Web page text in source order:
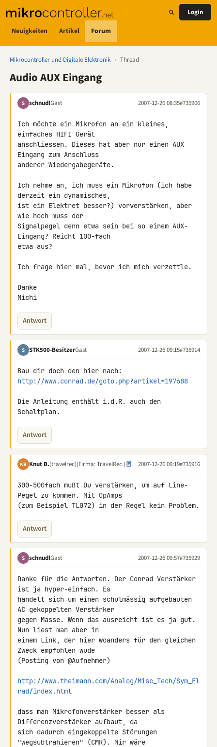
Neuigkeiten Artikel Forum
Login
Mikrocontroller und Digitale Elektronik › Thread
Audio AUX Eingang
S schnudlGast 2007-12-26 08:35#735906
Ich möchte ein Mikrofon an ein kleines,
einfaches HIFI Gerät
anschliessen. Dieses hat aber nur einen AUX
Eingang zum Anschluss
anderer Wiedergabegeräte.
Ich nehme an, ich muss ein Mikrofon (ich habe
derzeit ein dynamisches,
ist ein Elektret besser?) vorverstärken, aber
wie hoch muss der
Signalpegel denn etwa sein bei so einem AUX-
Eingang? Reicht 100-fach
etwa aus?
Ich frage hier mal, bevor ich mich verzettle.
Danke
Michi
Antwort
S STK500-BesitzerGast 2007-12-26 09:15#735914
http://www.conrad.de/goto.php?artikel=197688
Die Anleitung enthält i.d.R. auch den
Schaltplan.
Antwort
KB Knut B.(travelrec)(Firma: TravelRec.) 2007-12-26 09:19#735916
300-500fach mußt Du verstärken, um auf Line-
Pegel zu kommen. Mit OpAmps
(zum Beispiel TL072) in der Regel kein Problem.
Antwort
S schnudlGast 2007-12-26 09:57#735929
Danke für die Antworten. Der Conrad Verstärker
ist ja hyper-einfach. Es
handelt sich um einen schulmässig aufgebauten
AC gekoppelten Verstärker
gegen Masse. Wenn das ausreicht ist es ja gut.
Nun liest man aber in
einem Link, der hier woanders für den gleichen
Zweck empfohlen wude
(Posting von @Aufnehmer)
http://www.theimann.com/Analog/Misc_Tech/Sym_El
rad/index.html
dass man Mikrofonverstärker besser als
Differenzverstärker aufbaut, da
sich dadurch eingekoppelte Störungen
"wegsubtrahieren" (CMR). Mir wäre